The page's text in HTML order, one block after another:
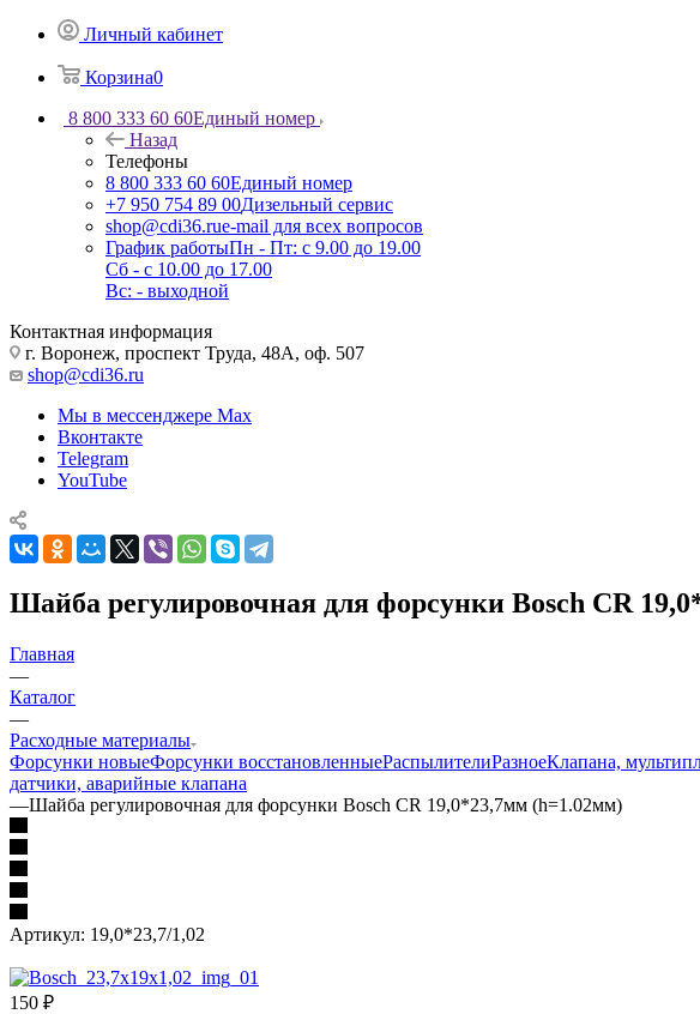
Личный кабинет
Корзина0
8 800 333 60 60Единый номер
Назад
Телефоны
8 800 333 60 60Единый номер
+7 950 754 89 00Дизельный сервис
shop@cdi36.rue-mail для всех вопросов
График работыПн - Пт: с 9.00 до 19.00
Сб - с 10.00 до 17.00
Вс: - выходной
Контактная информация
г. Воронеж, проспект Труда, 48А, оф. 507
shop@cdi36.ru
Мы в мессенджере Max
Вконтакте
Telegram
YouTube
Шайба регулировочная для форсунки Bosch CR
Главная
—
Каталог
—
Расходные материалы
Форсунки новыеФорсунки восстановленныеРаспылителиРазноеКлапана,
датчики, аварийные клапана
—Шайба регулировочная для форсунки Bosch CR 19,0*23,7мм (h=1.02мм)
Артикул: 19,0*23,7/1,02
150 ₽